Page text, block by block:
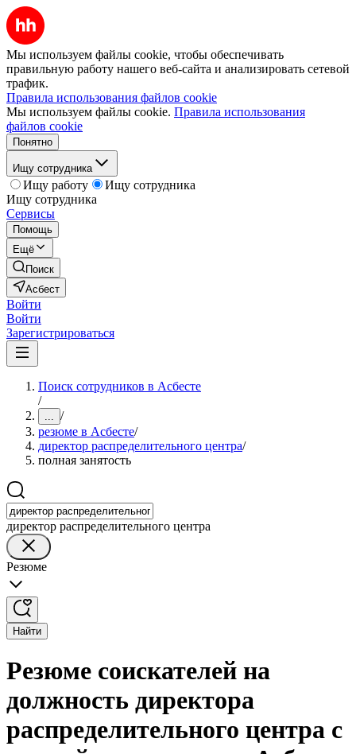
Мы используем файлы cookie, чтобы обеспечивать
правильную работу нашего веб-сайта и анализировать сетевой
трафик.
Правила использования файлов cookie
Мы используем файлы cookie. Правила использования
файлов cookie
Понятно
Ищу сотрудника
Ищу работу
Ищу сотрудника
Ищу сотрудника
Сервисы
Помощь
Ещё
Поиск
Асбест
Войти
Войти
Зарегистрироваться
Поиск сотрудников в Асбесте
/
... /
резюме в Асбесте/
директор распределительного центра/
полная занятость
директор распределительного центра
Резюме
Найти
Резюме соискателей на
должность директора
распределительного центра с